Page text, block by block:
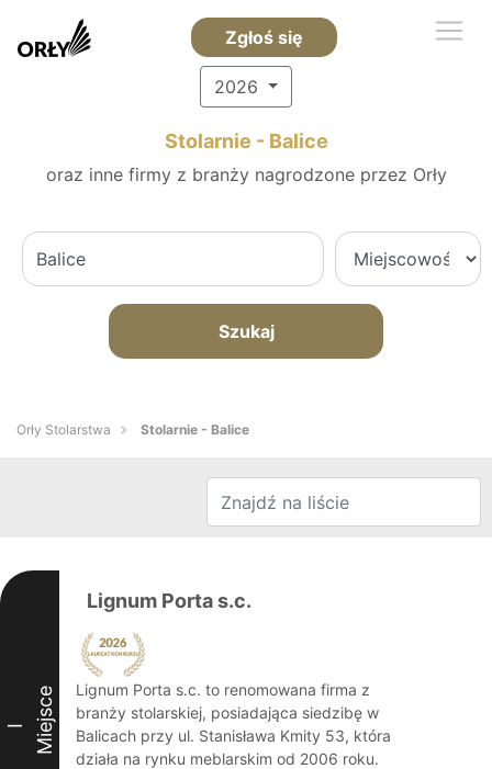
Zgłoś się
2026
Stolarnie - Balice
oraz inne firmy z branży nagrodzone przez Orły
Szukaj
Orły Stolarstwa Stolarnie - Balice
I Miejsce
Lignum Porta s.c.
Lignum Porta s.c. to renomowana firma z
branży stolarskiej, posiadająca siedzibę w
Balicach przy ul. Stanisława Kmity 53, która
działa na rynku meblarskim od 2006 roku.